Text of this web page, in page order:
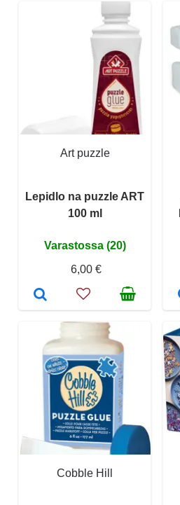
Art puzzle
Lepidlo na puzzle ART
100 ml
Varastossa (20)
6,00 €
Cobble Hill